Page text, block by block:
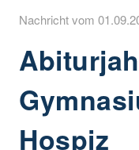
Nachricht vom
Hospiz